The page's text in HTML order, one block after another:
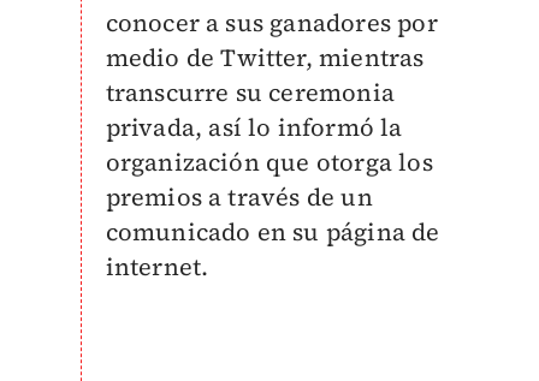
conocer a sus ganadores por
medio de Twitter, mientras
transcurre su ceremonia
privada, así lo informó la
organización que otorga los
premios a través de un
comunicado en su página de
internet.